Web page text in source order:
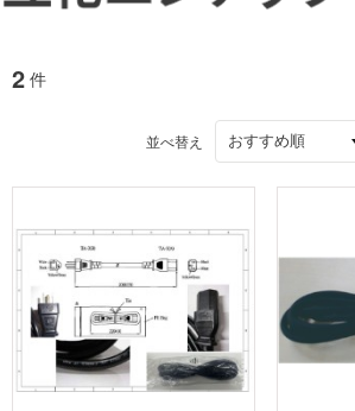
2 件
並べ替え おすすめ順